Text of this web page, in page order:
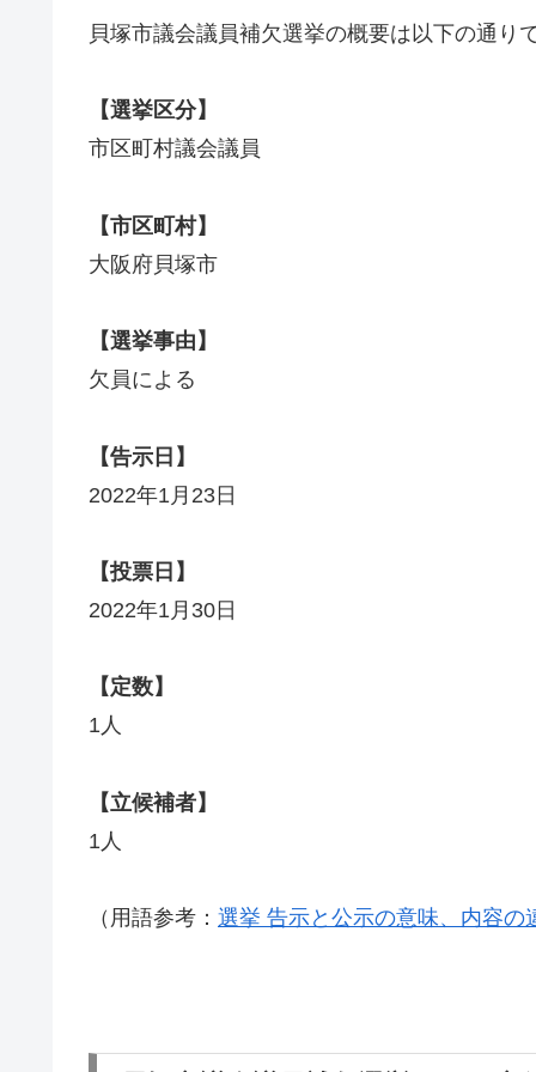
貝塚市議会議員補欠選挙の概要は以下の通り
【選挙区分】
市区町村議会議員
【市区町村】
大阪府貝塚市
【選挙事由】
欠員による
【告示日】
2022年1月23日
【投票日】
2022年1月30日
【定数】
1人
【立候補者】
1人
（用語参考： 選挙 告示と公示の意味、内容の